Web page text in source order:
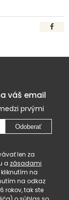
váš email
prvými
Odoberať
len za
a zásadami
na
na odkaz
rokov, tak ste